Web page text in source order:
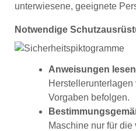
unterwiesene, geeignete
Notwendige
Anweisungen
Vorgaben befolgen.
Maschine nur für die